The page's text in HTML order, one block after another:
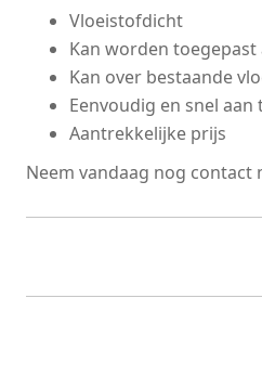
Vloeistofdicht
Kan worden toegepast
Kan over bestaande
Eenvoudig en snel aan
Aantrekkelijke prijs
Neem vandaag nog contact